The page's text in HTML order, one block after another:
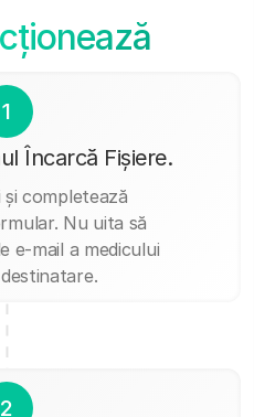
1
Încarcă Fișiere.
și completează
Nu uita să
e-mail a medicului
2